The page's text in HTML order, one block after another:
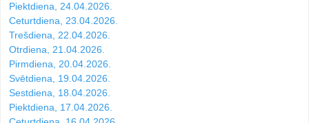
Piektdiena, 24.04.2026.
Ceturtdiena, 23.04.2026.
Trešdiena, 22.04.2026.
Otrdiena, 21.04.2026.
Pirmdiena, 20.04.2026.
Svētdiena, 19.04.2026.
Sestdiena, 18.04.2026.
Piektdiena, 17.04.2026.